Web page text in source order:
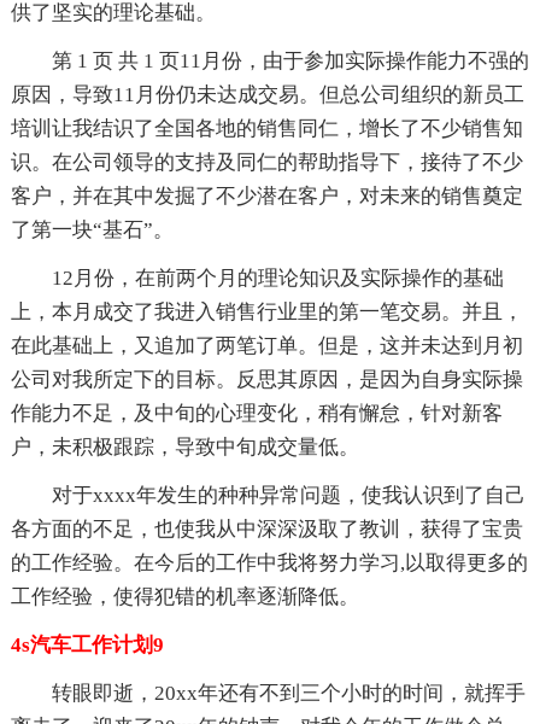
供了坚实的理论基础。
第 1 页 共 1 页11月份，由于参加实际操作能力不强的
原因，导致11月份仍未达成交易。但总公司组织的新员工
培训让我结识了全国各地的销售同仁，增长了不少销售知
识。在公司领导的支持及同仁的帮助指导下，接待了不少
客户，并在其中发掘了不少潜在客户，对未来的销售奠定
了第一块“基石”。
12月份，在前两个月的理论知识及实际操作的基础
上，本月成交了我进入销售行业里的第一笔交易。并且，
在此基础上，又追加了两笔订单。但是，这并未达到月初
公司对我所定下的目标。反思其原因，是因为自身实际操
作能力不足，及中旬的心理变化，稍有懈怠，针对新客
户，未积极跟踪，导致中旬成交量低。
对于xxxx年发生的种种异常问题，使我认识到了自己
各方面的不足，也使我从中深深汲取了教训，获得了宝贵
的工作经验。在今后的工作中我将努力学习,以取得更多的
工作经验，使得犯错的机率逐渐降低。
4s汽车工作计划9
转眼即逝，20xx年还有不到三个小时的时间，就挥手